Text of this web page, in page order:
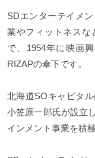
SDエンターテイメ
業やフィットネスな
で、1954年に映画
RIZAPの傘下です。
北海道SOキャピタ
小笠原一郎氏が設立
インメント事業を積